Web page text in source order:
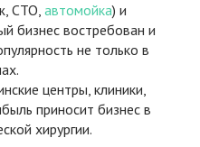
СТО, автомойка) и
бизнес востребован и
не только в
центры, клиники,
приносит бизнес в
хирургии.